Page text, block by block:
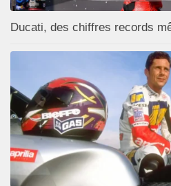
Ducati, des chiffres records